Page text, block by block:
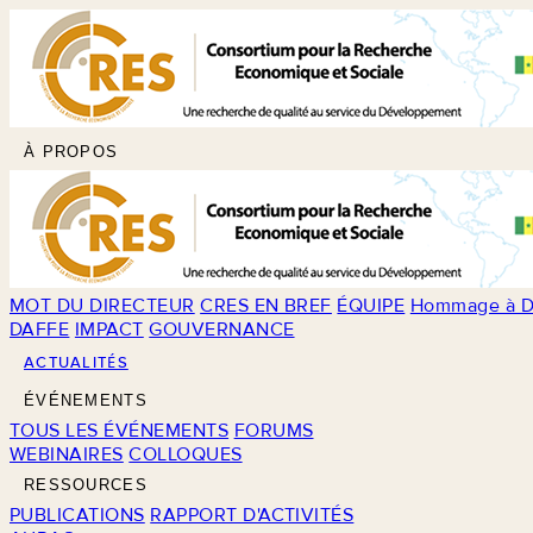
À PROPOS
MOT DU DIRECTEUR CRES EN BREF ÉQUIPE Hommage à
DAFFE IMPACT GOUVERNANCE
ACTUALITÉS
ÉVÉNEMENTS
TOUS LES ÉVÉNEMENTS FORUMS
WEBINAIRES COLLOQUES
RESSOURCES
PUBLICATIONS RAPPORT D'ACTIVITÉS